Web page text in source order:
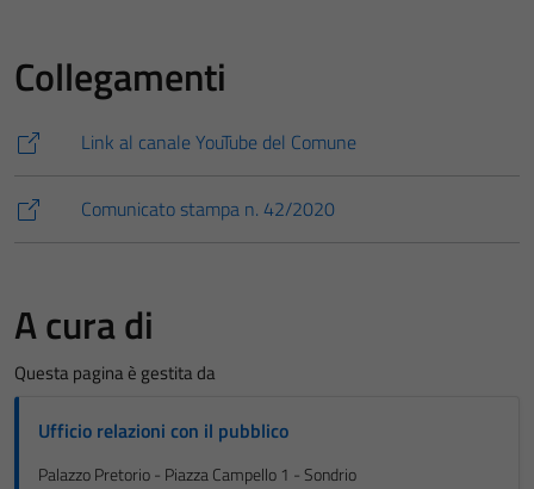
Collegamenti
Link al canale YouTube del Comune
Comunicato stampa n. 42/2020
A cura di
Questa pagina è gestita da
Ufficio relazioni con il pubblico
Palazzo Pretorio - Piazza Campello 1 - Sondrio